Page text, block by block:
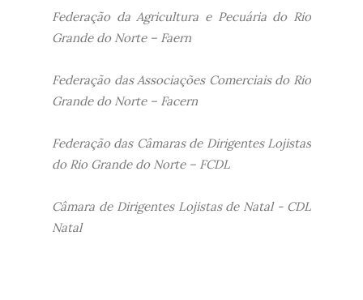
Federação da Agricultura e Pecuária do Rio
Grande do Norte – Faern
Federação das Associações Comerciais do Rio
Grande do Norte – Facern
Federação das Câmaras de Dirigentes Lojistas
do Rio Grande do Norte – FCDL
Câmara de Dirigentes Lojistas de Natal - CDL
Natal